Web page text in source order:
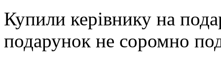
Купили керівнику на
подарунок не соромно